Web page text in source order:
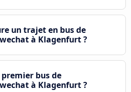
un trajet en bus de
à Klagenfurt ?
bus de
à Klagenfurt ?